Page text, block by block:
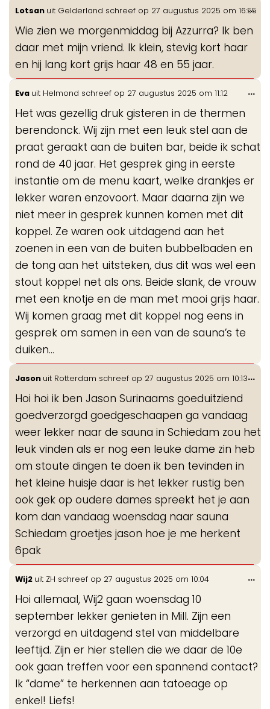
Lotsan uit Gelderland schreef op 27 augustus 2025 om 16:55
Wie zien we morgenmiddag bij Azzurra? Ik ben
daar met mijn vriend. Ik klein, stevig kort haar
en hij lang kort grijs haar 48 en 55 jaar.
...
Eva uit Helmond schreef op 27 augustus 2025 om 11:12
Het was gezellig druk gisteren in de thermen
berendonck. Wij zijn met een leuk stel aan de
praat geraakt aan de buiten bar, beide ik schat
rond de 40 jaar. Het gesprek ging in eerste
instantie om de menu kaart, welke drankjes er
lekker waren enzovoort. Maar daarna zijn we
niet meer in gesprek kunnen komen met dit
koppel. Ze waren ook uitdagend aan het
zoenen in een van de buiten bubbelbaden en
de tong aan het uitsteken, dus dit was wel een
stout koppel net als ons. Beide slank, de vrouw
met een knotje en de man met mooi grijs haar.
Wij komen graag met dit koppel nog eens in
gesprek om samen in een van de sauna’s te
duiken…
...
Jason uit Rotterdam schreef op 27 augustus 2025 om 10:13
Hoi hoi ik ben Jason Surinaams goeduitziend
goedverzorgd goedgeschaapen ga vandaag
weer lekker naar de sauna in Schiedam zou het
leuk vinden als er nog een leuke dame zin heb
om stoute dingen te doen ik ben tevinden in
het kleine huisje daar is het lekker rustig ben
ook gek op oudere dames spreekt het je aan
kom dan vandaag woensdag naar sauna
Schiedam groetjes jason hoe je me herkent
6pak
...
Wij2 uit ZH schreef op 27 augustus 2025 om 10:04
Hoi allemaal, Wij2 gaan woensdag 10
september lekker genieten in Mill. Zijn een
verzorgd en uitdagend stel van middelbare
leeftijd. Zijn er hier stellen die we daar de 10e
ook gaan treffen voor een spannend contact?
Ik “dame” te herkennen aan tatoeage op
enkel! Liefs!
...